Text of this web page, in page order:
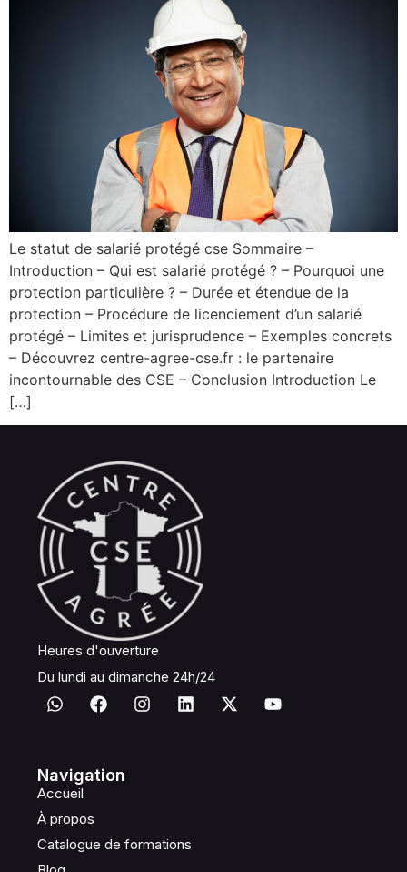
Le statut de salarié protégé cse Sommaire –
Introduction – Qui est salarié protégé ? – Pourquoi une
protection particulière ? – Durée et étendue de la
protection – Procédure de licenciement d’un salarié
protégé – Limites et jurisprudence – Exemples concrets
– Découvrez centre-agree-cse.fr : le partenaire
incontournable des CSE – Conclusion Introduction Le
[…]
Heures d'ouverture
Du lundi au dimanche 24h/24
Navigation
Accueil
À propos
Catalogue de formations